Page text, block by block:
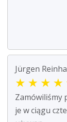
Jürgen
★ ★ ★ ★
Zamówiliśmy
je w ciągu